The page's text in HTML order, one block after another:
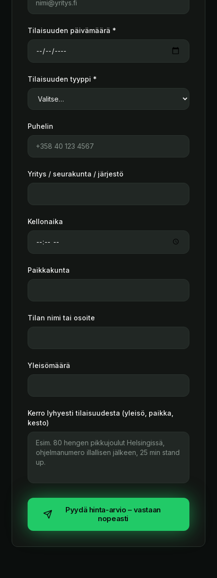
Tilaisuuden päivämäärä *
Tilaisuuden tyyppi *
Puhelin
Yritys / seurakunta / järjestö
Kellonaika
Paikkakunta
Tilan nimi tai osoite
Yleisömäärä
Kerro lyhyesti tilaisuudesta (yleisö, paikka,
kesto)
Pyydä hinta-arvio – vastaan
nopeasti